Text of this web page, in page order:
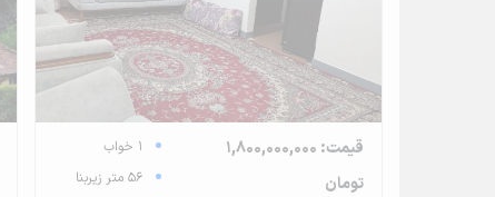
قیمت: 1,800,000,000
تومان
1 خواب
56 متر زیربنا